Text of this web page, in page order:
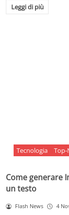
Leggi di più
Tecnologia Top-
Come generare
un testo
Flash News 4